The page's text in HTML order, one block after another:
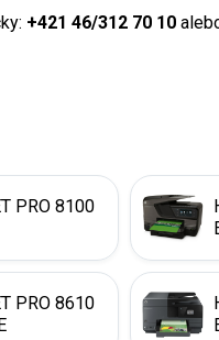
+421 46/312 70 10
PRO 8100
PRO 8610